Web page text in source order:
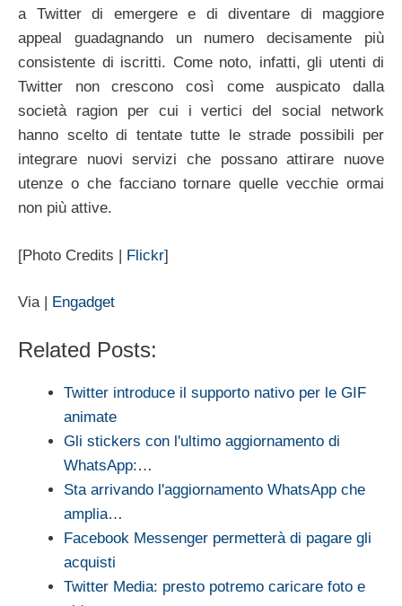
a Twitter di emergere e di diventare di maggiore
appeal guadagnando un numero decisamente più
consistente di iscritti. Come noto, infatti, gli utenti di
Twitter non crescono così come auspicato dalla
società ragion per cui i vertici del social network
hanno scelto di tentate tutte le strade possibili per
integrare nuovi servizi che possano attirare nuove
utenze o che facciano tornare quelle vecchie ormai
non più attive.
[Photo Credits | Flickr]
Via | Engadget
Related Posts:
Twitter introduce il supporto nativo per le GIF
animate
Gli stickers con l'ultimo aggiornamento di
WhatsApp:…
Sta arrivando l'aggiornamento WhatsApp che
amplia…
Facebook Messenger permetterà di pagare gli
acquisti
Twitter Media: presto potremo caricare foto e